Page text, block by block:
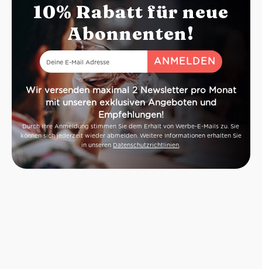
10% Rabatt für neue
Abonnenten!
Wir versenden maximal 2 Newsletter pro Monat
mit unseren exklusiven Angeboten und
Empfehlungen!
Durch Ihre Anmeldung stimmen Sie dem Erhalt von Werbe-E-Mails zu. Sie
können sich jederzeit wieder abmelden. Weitere Informationen erhalten Sie
in unseren Datenschutzrichtlinien.